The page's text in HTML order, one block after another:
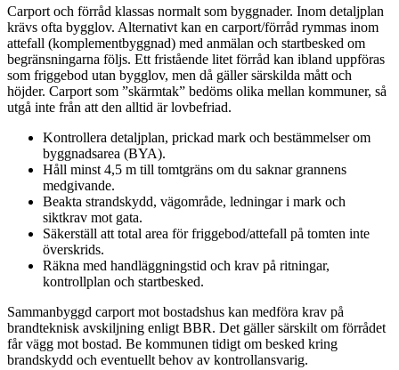
Carport och förråd klassas normalt som byggnader. Inom detaljplan
krävs ofta bygglov. Alternativt kan en carport/förråd rymmas inom
attefall (komplementbyggnad) med anmälan och startbesked om
begränsningarna följs. Ett fristående litet förråd kan ibland uppföras
som friggebod utan bygglov, men då gäller särskilda mått och
höjder. Carport som ”skärmtak” bedöms olika mellan kommuner, så
utgå inte från att den alltid är lovbefriad.
Kontrollera detaljplan, prickad mark och bestämmelser om
byggnadsarea (BYA).
Håll minst 4,5 m till tomtgräns om du saknar grannens
medgivande.
Beakta strandskydd, vägområde, ledningar i mark och
siktkrav mot gata.
Säkerställ att total area för friggebod/attefall på tomten inte
överskrids.
Räkna med handläggningstid och krav på ritningar,
kontrollplan och startbesked.
Sammanbyggd carport mot bostadshus kan medföra krav på
brandteknisk avskiljning enligt BBR. Det gäller särskilt om förrådet
får vägg mot bostad. Be kommunen tidigt om besked kring
brandskydd och eventuellt behov av kontrollansvarig.